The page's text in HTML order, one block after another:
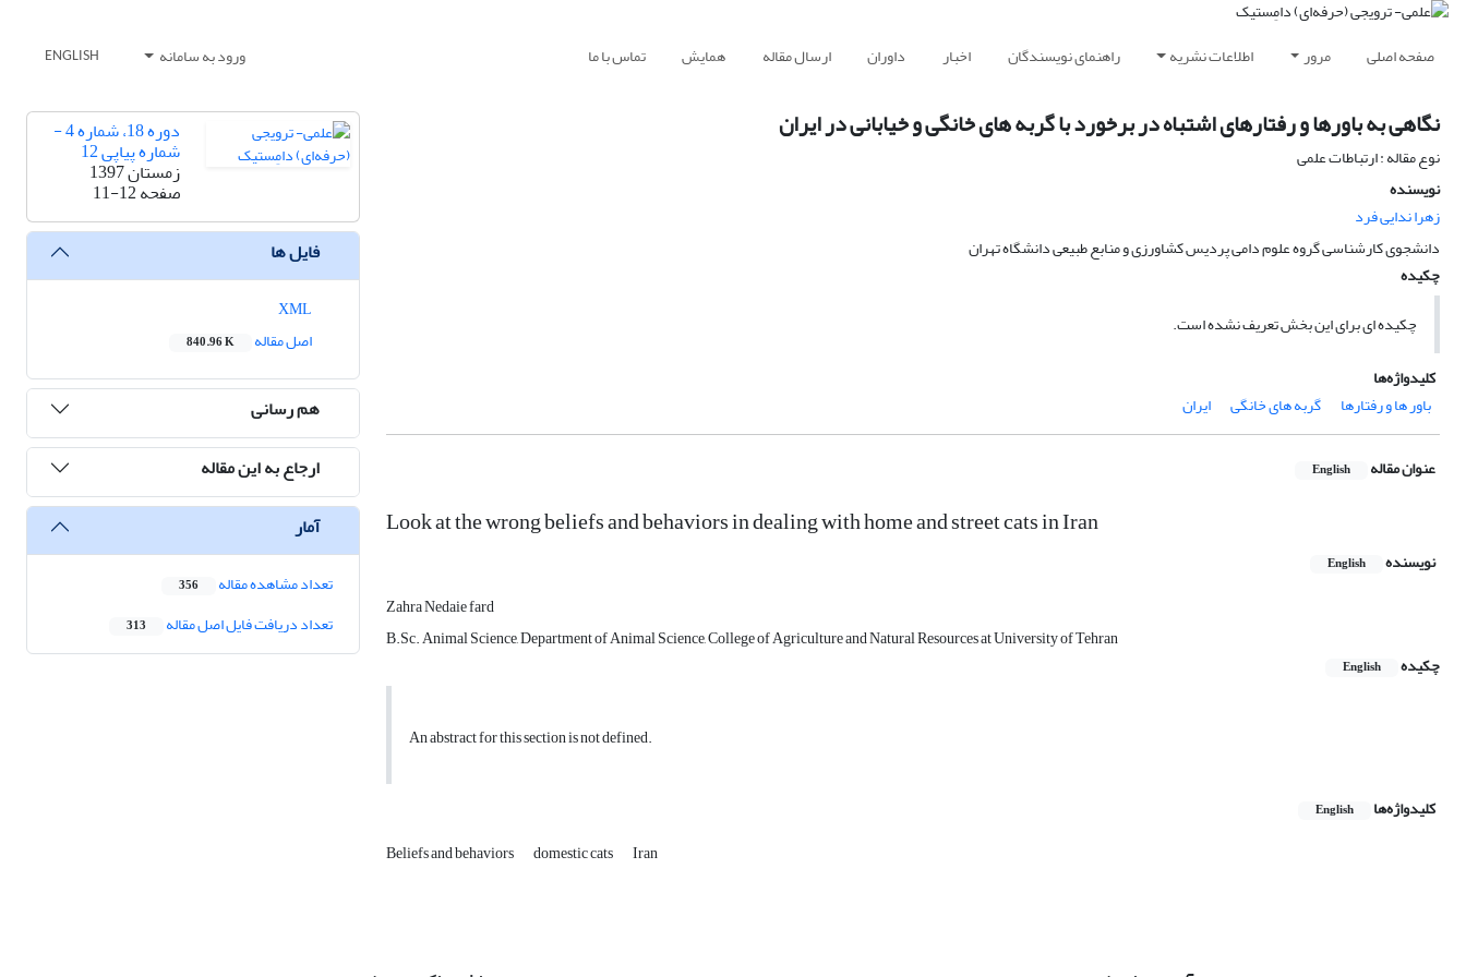
صفحه اصلی مرور اطلاعات نشریه راهنمای نویسندگان اخبار داوران ارسال مقاله همایش تماس با ما ورود به سامانه ENGLISH
نگاهی به باورها و رفتارهای اشتباه در برخورد با گربه های خانگی و خیابانی در ایران
نوع مقاله : ارتباطات علمی
نویسنده
زهرا ندایی فرد
دانشجوی کارشناسی گروه علوم دامی پردیس کشاورزی و منابع طبیعی دانشگاه تهران
چکیده
چکیده ای برای این بخش تعریف نشده است.
کلیدواژه‌ها
باور ها و رفتارها
گربه های خانگی ایران
عنوان مقاله English
Look at the wrong beliefs and behaviors in dealing with home and street cats in Iran
نویسنده English
Zahra Nedaie fard
B.Sc. Animal Science, Department of Animal Science, College of Agriculture and Natural Resources at University of Tehran
چکیده
English
An abstract for this section is not defined.
کلیدواژه‌ها English
Beliefs and behaviors domestic cats Iran
دوره 18، شماره 4 -
شماره پیاپی 12
زمستان 1397
صفحه11-12
فایل ها
اصل مقاله
840.96 K
هم رسانی
ارجاع به این مقاله
آمار
تعداد مشاهده مقاله 356
تعداد دریافت فایل اصل مقاله 313